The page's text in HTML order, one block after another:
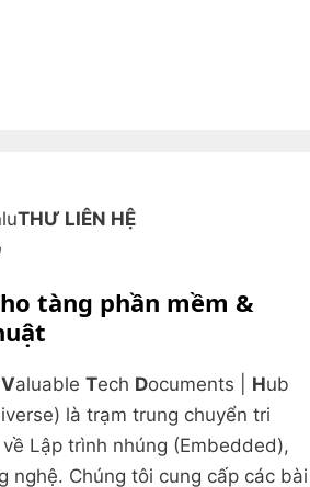
THƯ LIÊN HỆ
tàng phần mềm &
Valuable Tech Documents | Hub
là trạm trung chuyển tri
Lập trình nhúng (Embedded),
nghệ. Chúng tôi cung cấp các bài